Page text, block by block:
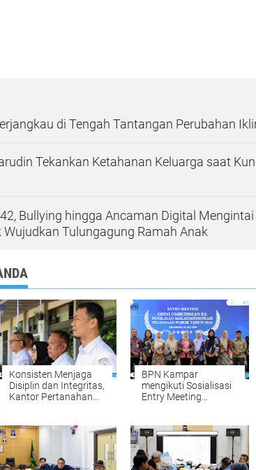
di Tengah Tantangan Perubahan
Tekankan Ketahanan Keluarga saat
Bullying hingga Ancaman Digital
Tulungagung Ramah Anak
Konsisten Menjaga
Disiplin dan Integritas,
Kantor Pertanahan
sebagai Penguatan
Budaya Kerja
Organisasi
BPN Kampar
mengikuti Sosialisasi
Entry Meeting
2026 yang
diselenggarakan oleh
Ombudsman RI